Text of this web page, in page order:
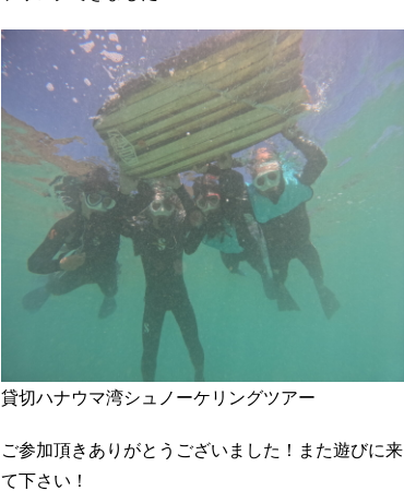
貸切ハナウマ湾シュノーケリングツアー
ご参加頂きありがとうございました！また遊びに来
て下さい！